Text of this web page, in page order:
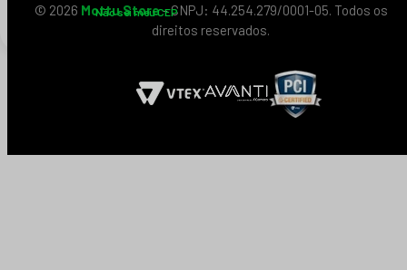
© 2026 Mottu Store- CNPJ: 44.254.279/0001-05. Todos os
direitos reservados.
Não sei meu CEP